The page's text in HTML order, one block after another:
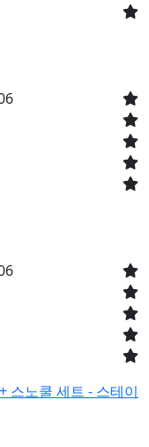
스노쿨 세트 - 스테이